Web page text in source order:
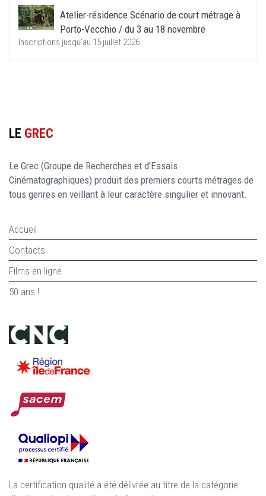
Atelier-résidence Scénario de court métrage à
Porto-Vecchio / du 3 au 18 novembre
Inscriptions jusqu'au 15 juillet 2026
LE GREC
Le Grec (Groupe de Recherches et d'Essais
Cinématographiques) produit des premiers courts métrages de
tous genres en veillant à leur caractère singulier et innovant.
Accueil
Contacts
Films en ligne
50 ans !
La certification qualité a été délivrée au titre de la catégorie